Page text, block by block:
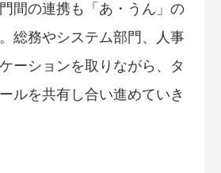
間の連携も「あ・うん」の
総務やシステム部門、人事
ーションを取りながら、タ
ルを共有し合い進めていき